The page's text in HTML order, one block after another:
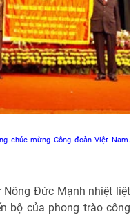
chúc mừng Công đoàn Việt Nam.
Nông Đức Mạnh nhiệt liệt
bộ của phong trào công